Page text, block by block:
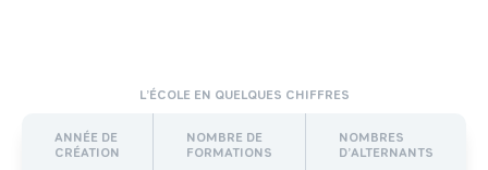
L’ÉCOLE EN QUELQUES CHIFFRES
ANNÉE DE
CRÉATION
NOMBRE DE
FORMATIONS
NOMBRES
D’ALTERNANTS